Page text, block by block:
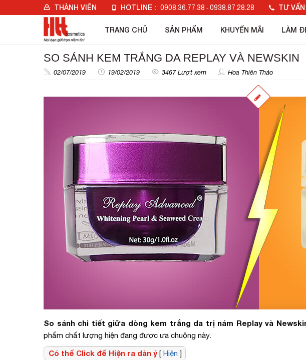
THÀNH VIÊN
Đăng nhập
Đăng ký
Check đơn hàng
HOTLINE : 0908.36.77.38 - 0938.87.28.28 TƯ VẤN
TRANG CHỦ SẢN PHẨM KHUYẾN MÃI LÀM
SO SÁNH KEM TRẮNG DA REPLAY VÀ NEWSKIN
02/07/2019 19/02/2019 3467 Lượt xem Hoa Thiên Thảo
So sánh chi tiết giữa dòng kem trắng da trị nám Replay và
phẩm chất lượng hiện đang được ưa chuộng này.
Có thể Click để Hiện ra dàn ý [ Hiện ]